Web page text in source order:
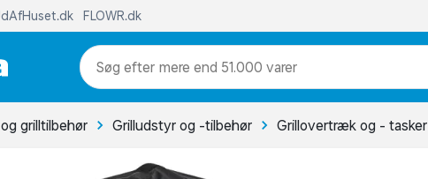
FLOWR.dk
mere end 51.000 varer
grilltilbehør Grilludstyr og -tilbehør Grillovertræk og - tasker